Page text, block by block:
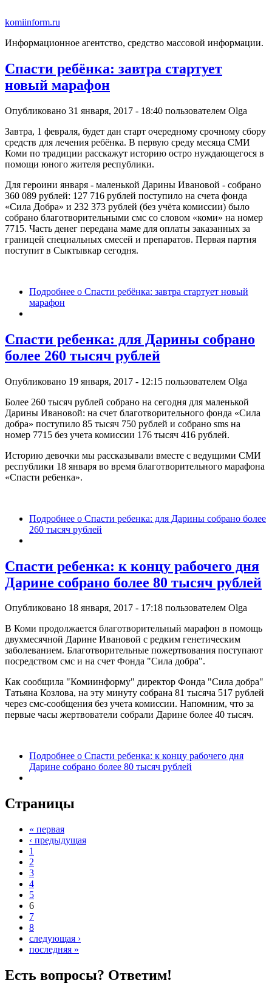
komiinform.ru
Информационное агентство, средство массовой информации.
Спасти ребёнка: завтра стартует
новый марафон
Опубликовано 31 января, 2017 - 18:40 пользователем Olga
Завтра, 1 февраля, будет дан старт очередному срочному сбору
средств для лечения ребёнка. В первую среду месяца СМИ
Коми по традиции расскажут историю остро нуждающегося в
помощи юного жителя республики.
Для героини января - маленькой Дарины Ивановой - собрано
360 089 рублей: 127 716 рублей поступило на счета фонда
«Сила Добра» и 232 373 рублей (без учёта комиссии) было
собрано благотворительными смс со словом «коми» на номер
7715. Часть денег передана маме для оплаты заказанных за
границей специальных смесей и препаратов. Первая партия
поступит в Сыктывкар сегодня.
Подробнее о Спасти ребёнка: завтра стартует новый
марафон
Спасти ребенка: для Дарины собрано
более 260 тысяч рублей
Опубликовано 19 января, 2017 - 12:15 пользователем Olga
Более 260 тысяч рублей собрано на сегодня для маленькой
Дарины Ивановой: на счет благотворительного фонда «Сила
добра» поступило 85 тысяч 750 рублей и собрано sms на
номер 7715 без учета комиссии 176 тысяч 416 рублей.
Историю девочки мы рассказывали вместе с ведущими СМИ
республики 18 января во время благотворительного марафона
«Спасти ребенка».
Подробнее о Спасти ребенка: для Дарины собрано более
260 тысяч рублей
Спасти ребенка: к концу рабочего дня
Дарине собрано более 80 тысяч рублей
Опубликовано 18 января, 2017 - 17:18 пользователем Olga
В Коми продолжается благотворительный марафон в помощь
двухмесячной Дарине Ивановой с редким генетическим
заболеванием. Благотворительные пожертвования поступают
посредством смс и на счет Фонда "Сила добра".
Как сообщила "Комиинформу" директор Фонда "Сила добра"
Татьяна Козлова, на эту минуту собрана 81 тысяча 517 рублей
через смс-сообщения без учета комиссии. Напомним, что за
первые часы жертвователи собрали Дарине более 40 тысяч.
Подробнее о Спасти ребенка: к концу рабочего дня
Дарине собрано более 80 тысяч рублей
Страницы
« первая
‹ предыдущая
1
2
3
4
5
6
7
8
следующая ›
последняя »
Есть вопросы? Ответим!